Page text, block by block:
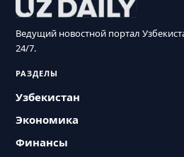
Ведущий новостной портал
24/7.
РАЗДЕЛЫ
Узбекистан
Экономика
Финансы